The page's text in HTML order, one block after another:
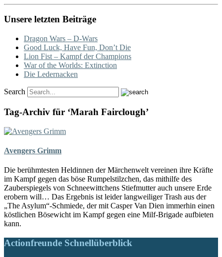
Unsere letzten Beiträge
Dragon Wars – D-Wars
Good Luck, Have Fun, Don’t Die
Lion Fist – Kampf der Champions
War of the Worlds: Extinction
Die Ledernacken
Search
Tag-Archiv für ‘Marah Fairclough’
Avengers Grimm
Die berühmtesten Heldinnen der Märchenwelt vereinen ihre Kräfte
im Kampf gegen das böse Rumpelstilzchen, das mithilfe des
Zauberspiegels von Schneewittchens Stiefmutter auch unsere Erde
erobern will… Das Ergebnis ist leider langweiliger Trash aus der
„The Asylum“-Schmiede, der mit Casper Van Dien immerhin einen
köstlichen Bösewicht im Kampf gegen eine Milf-Brigade aufbieten
kann.
Actionfreunde Schnellüberblick